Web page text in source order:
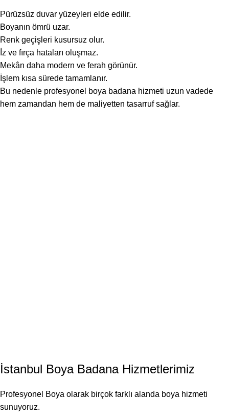
Pürüzsüz duvar yüzeyleri elde edilir.
Boyanın ömrü uzar.
Renk geçişleri kusursuz olur.
İz ve fırça hataları oluşmaz.
Mekân daha modern ve ferah görünür.
İşlem kısa sürede tamamlanır.
Bu nedenle profesyonel boya badana hizmeti uzun vadede
hem zamandan hem de maliyetten tasarruf sağlar.
İstanbul Boya BadanaHizmetlerimiz
Profesyonel Boya olarak birçok farklı alanda boya hizmeti
sunuyoruz.